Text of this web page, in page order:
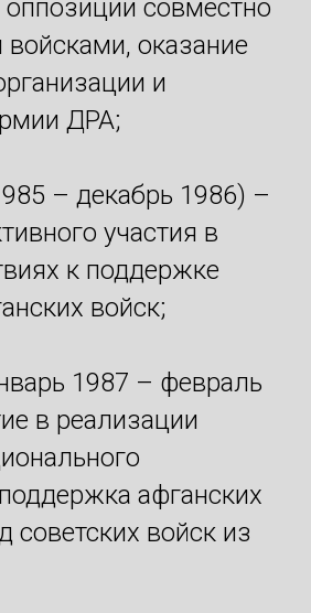
совместно
оказание
и
ДРА;
– декабрь 1986) –
участия в
к поддержке
войск;
1987 – февраль
в реализации
афганских
советских войск из